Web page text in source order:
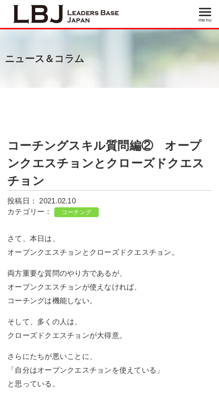
menu
menu
ニュース＆コラム
コーチングスキル質問編② オープ
ンクエスチョンとクローズドクエス
チョン
投稿日： 2021.02.10
カテゴリー：
コーチング
さて、本日は、
オープンクエスチョンとクローズドクエスチョン。
両方重要な質問のやり方であるが、
オープンクエスチョンが使えなければ、
コーチングは機能しない。
そして、多くの人は、
クローズドクエスチョンが大得意。
さらにたちが悪いことに、
「自分はオープンクエスチョンを使えている」
と思っている。